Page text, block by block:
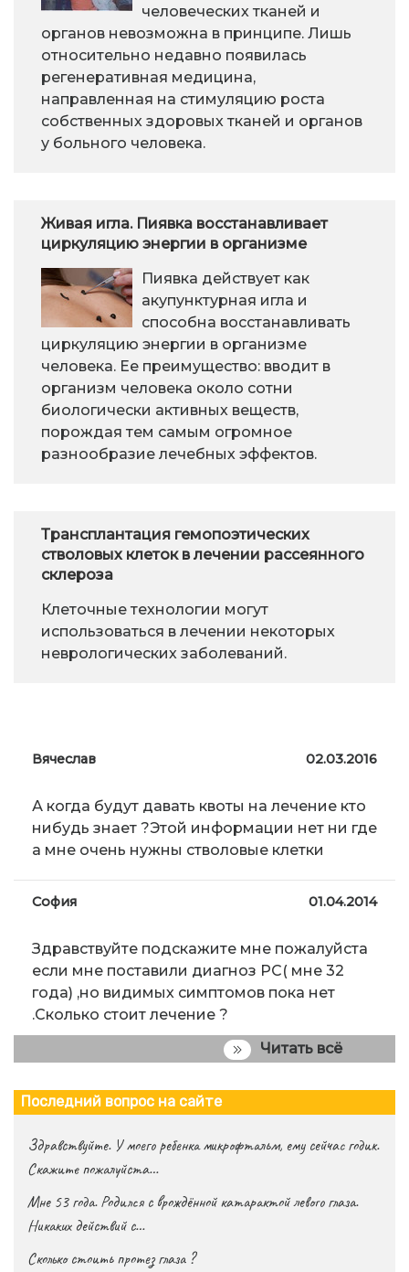
человеческих тканей и
органов невозможна в принципе. Лишь
относительно недавно появилась
регенеративная медицина,
направленная на стимуляцию роста
собственных здоровых тканей и органов
у больного человека.
Живая игла. Пиявка восстанавливает
циркуляцию энергии в организме
Пиявка действует как
акупунктурная игла и
способна восстанавливать
циркуляцию энергии в организме
человека. Ее преимущество: вводит в
организм человека около сотни
биологически активных веществ,
порождая тем самым огромное
разнообразие лечебных эффектов.
Трансплантация гемопоэтических
стволовых клеток в лечении рассеянного
склероза
Клеточные технологии могут
использоваться в лечении некоторых
неврологических заболеваний.
Вячеслав 02.03.2016
А когда будут давать квоты на лечение кто
нибудь знает ?Этой информации нет ни где
а мне очень нужны стволовые клетки
София 01.04.2014
Здравствуйте подскажите мне пожалуйста
если мне поставили диагноз РС( мне 32
года) ,но видимых симптомов пока нет
.Сколько стоит лечение ?
Читать всё
Последний вопрос на сайте
Здравствуйте. У моего ребенка микрофтальм, ему сейчас годик.
Скажите пожалуйста…
Мне 53 года. Родился с врождённой катарактой левого глаза.
Никаких действий с…
Сколько стоить протез глаза ?